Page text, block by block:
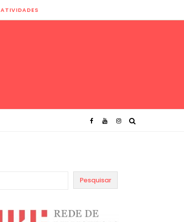
ATIVIDADES
Pesquisar